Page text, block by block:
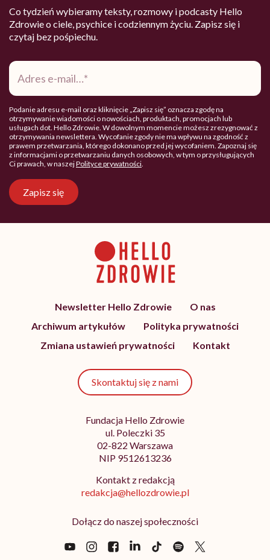
Co tydzień wybieramy teksty, rozmowy i podcasty Hello
Zdrowie o ciele, psychice i codziennym życiu. Zapisz się i
czytaj bez pośpiechu.
Adres
mail*
Podanie adresu e-mail oraz kliknięcie „Zapisz się” oznacza zgodę na
otrzymywanie wiadomości o nowościach, produktach, promocjach lub
usługach dot. Hello Zdrowie. W dowolnym momencie możesz zrezygnować z
otrzymywania newslettera. Wycofanie zgody nie ma wpływu na zgodność z
prawem przetwarzania, którego dokonano przed jej wycofaniem. Zapoznaj się
z informacjami o przetwarzaniu danych osobowych, w tym o przysługujących
Ci prawach, w naszejPolityce prywatności.
Zapisz się
Newsletter Hello Zdrowie
O nas
Archiwum artykułów
Polityka prywatności
Zmiana ustawień prywatności
Kontakt
Skontaktuj się z nami
Fundacja Hello Zdrowie
ul. Poleczki 35
02-822 Warszawa
NIP 9512613236
Kontakt z redakcją
redakcja@hellozdrowie.pl
Dołącz do naszej społeczności